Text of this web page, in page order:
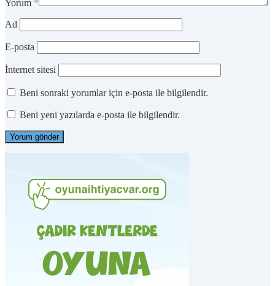
Yorum *
Ad
E-posta
İnternet sitesi
Beni sonraki yorumlar için e-posta ile bilgilendir.
Beni yeni yazılarda e-posta ile bilgilendir.